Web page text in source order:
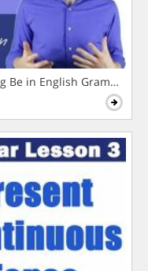
Be in English Grammar